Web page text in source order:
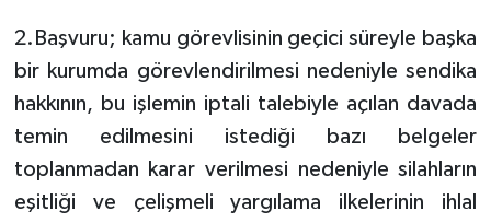
2.Başvuru; kamu görevlisinin geçici süreyle başka
bir kurumda görevlendirilmesi nedeniyle sendika
hakkının, bu işlemin iptali talebiyle açılan davada
temin edilmesini istediği bazı belgeler
toplanmadan karar verilmesi nedeniyle silahların
eşitliği ve çelişmeli yargılama ilkelerinin ihlal